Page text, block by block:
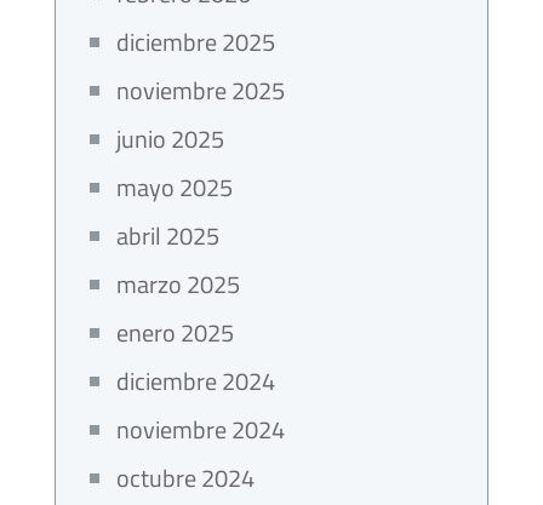
diciembre 2025
noviembre 2025
junio 2025
mayo 2025
abril 2025
marzo 2025
enero 2025
diciembre 2024
noviembre 2024
octubre 2024